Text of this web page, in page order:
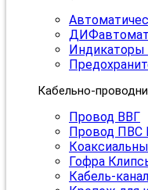
Индикаторы
Кабельно-
Провод ВВГ
Провод
Гофра
Кабель-канал